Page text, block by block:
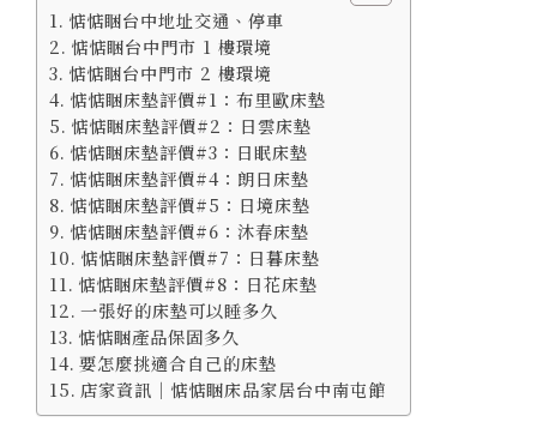
惦惦睏台中地址交通、停車
惦惦睏台中門市 1 樓環境
惦惦睏台中門市 2 樓環境
惦惦睏床墊評價#1：布里歐床墊
惦惦睏床墊評價#2：日雲床墊
惦惦睏床墊評價#3：日眠床墊
惦惦睏床墊評價#4：朗日床墊
惦惦睏床墊評價#5：日境床墊
惦惦睏床墊評價#6：沐春床墊
惦惦睏床墊評價#7：日暮床墊
惦惦睏床墊評價#8：日花床墊
一張好的床墊可以睡多久
惦惦睏產品保固多久
要怎麼挑適合自己的床墊
店家資訊｜惦惦睏床品家居台中南屯館